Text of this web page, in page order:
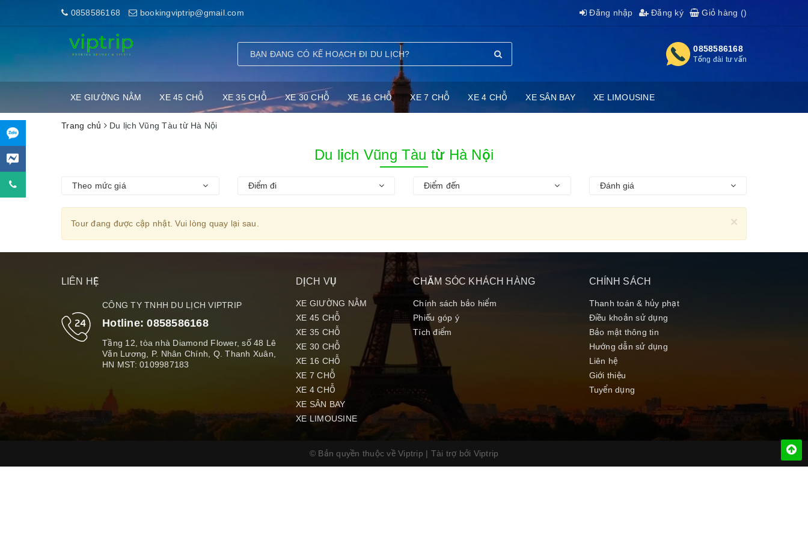
0858586168 bookingviptrip@gmail.com Giỏ hàng ()
Đăng nhập Đăng ký
0858586168
Tổng đài tư vấn
XE GIƯỜNG NẰM XE 45 CHỖ XE 35 CHỖ XE 30 CHỖ XE 16 CHỖ XE 7 CHỖ XE 4 CHỖ XE SÂN BAY XE LIMOUSINE
Trang chủ Du lịch Vũng Tàu từ Hà Nội
Du lịch Vũng Tàu từ Hà Nội
Theo mức giá Điểm đi Điểm đến Đánh giá
×
Tour đang được cập nhật. Vui lòng quay lại sau.
LIÊN HỆ
CÔNG TY TNHH DU LỊCH VIPTRIP
Hotline:0858586168
Tầng 12, tòa nhà Diamond Flower, số 48 Lê
Văn Lương, P. Nhân Chính, Q. Thanh Xuân,
HN MST: 0109987183
DỊCH VỤ
XE GIƯỜNG NẰM
XE 45 CHỖ
XE 35 CHỖ
XE 30 CHỖ
XE 16 CHỖ
XE 7 CHỖ
XE 4 CHỖ
XE SÂN BAY
XE LIMOUSINE
CHĂM SÓC KHÁCH HÀNG
Chính sách bảo hiểm
Phiếu góp ý
Tích điểm
CHÍNH SÁCH
Thanh toán & hủy phạt
Điều khoản sử dụng
Bảo mật thông tin
Hướng dẫn sử dụng
Liên hệ
Giới thiệu
Tuyển dụng
© Bản quyền thuộc về Viptrip | Tài trợ bởi Viptrip